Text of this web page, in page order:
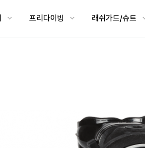
프리다이빙 래쉬가드/슈트